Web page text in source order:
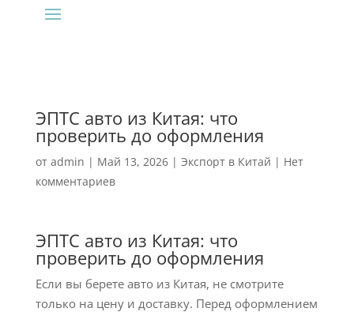
ЭПТС авто из Китая: что
проверить до оформления
от admin | Май 13, 2026| Экспорт в Китай | Нет
комментариев
ЭПТС авто из Китая: что
проверить до оформления
Если вы берете авто из Китая, не смотрите
только на цену и доставку. Перед оформлением